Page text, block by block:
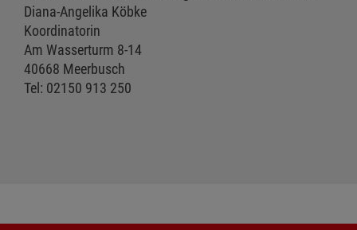
Diana-Angelika Köbke
Koordinatorin
Am Wasserturm 8-14
40668 Meerbusch
Tel: 02150 913 250